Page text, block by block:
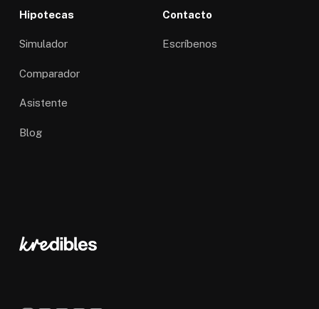
Hipotecas
Simulador
Comparador
Asistente
Blog
Contacto
Escríbenos